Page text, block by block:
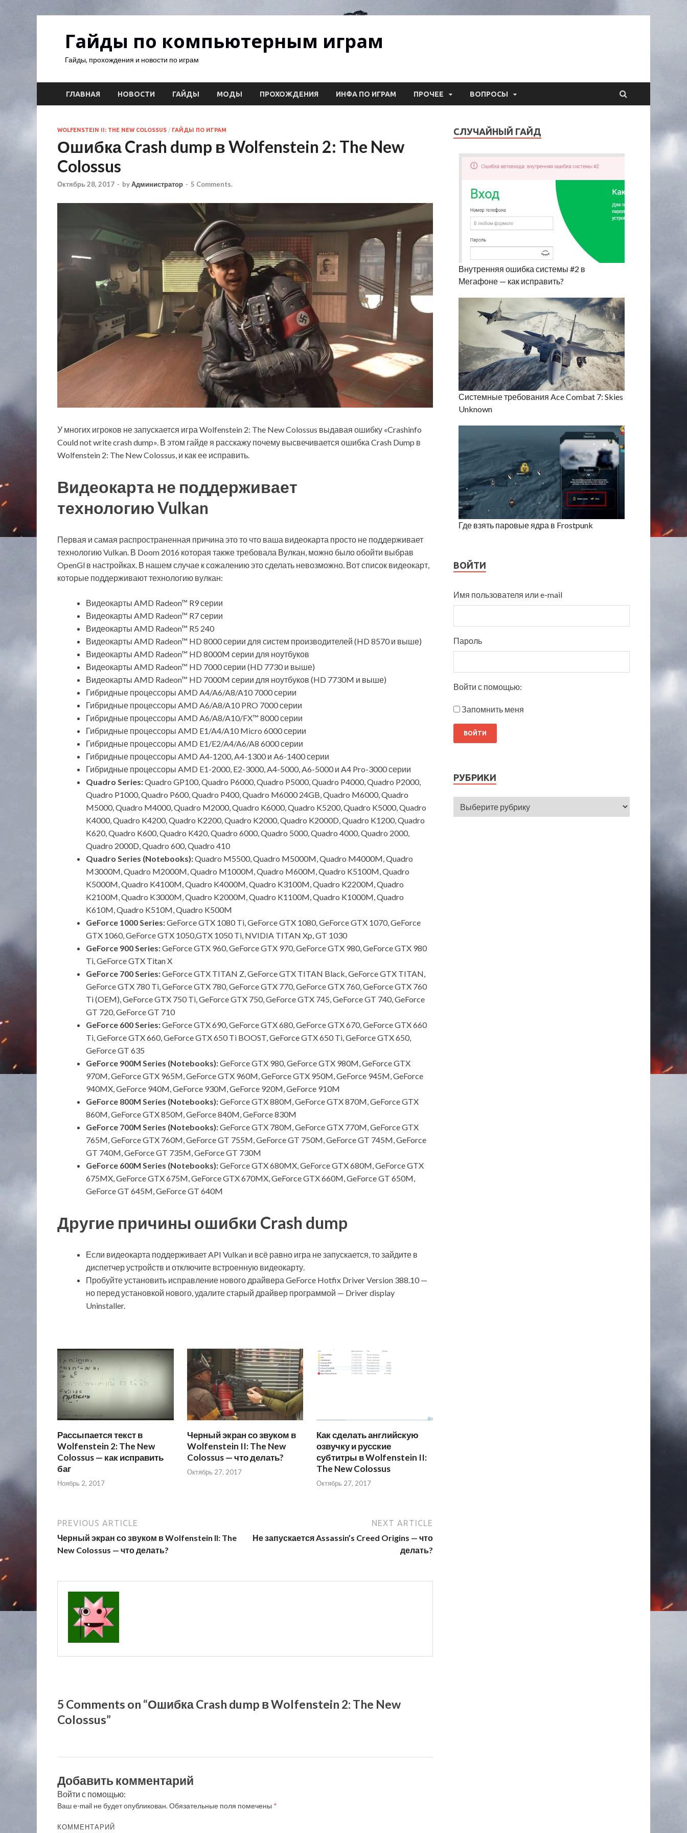
Гайды по компьютерным играм
Гайды, прохождения и новости по играм
ГЛАВНАЯ НОВОСТИ ГАЙДЫ МОДЫ ПРОХОЖДЕНИЯ ИНФА ПО ИГРАМ ПРОЧЕЕ ВОПРОСЫ
WOLFENSTEIN II: THE NEW COLOSSUS / ГАЙДЫ ПО ИГРАМ
Ошибка Crash dump в Wolfenstein 2: The New
Colossus
Октябрь 28, 2017 - byАдминистратор - 5 Comments.
У многих игроков не запускается игра Wolfenstein 2: The New Colossus выдавая ошибку «Crashinfo
Could not write crash dump». В этом гайде я расскажу почему высвечивается ошибка Crash Dump в
Wolfenstein 2: The New Colossus, и как ее исправить.
Видеокарта не поддерживает
технологию Vulkan
Первая и самая распространенная причина это то что ваша видеокарта просто не поддерживает
технологию Vulkan. В Doom 2016 которая также требовала Вулкан, можно было обойти выбрав
OpenGl в настройках. В нашем случае к сожалению это сделать невозможно. Вот список видеокарт,
которые поддерживают технологию вулкан:
Видеокарты AMD Radeon™ R9 серии
Видеокарты AMD Radeon™ R7 серии
Видеокарты AMD Radeon™ R5 240
Видеокарты AMD Radeon™ HD 8000 серии для систем производителей (HD 8570 и выше)
Видеокарты AMD Radeon™ HD 8000M серии для ноутбуков
Видеокарты AMD Radeon™ HD 7000 серии (HD 7730 и выше)
Видеокарты AMD Radeon™ HD 7000M серии для ноутбуков (HD 7730M и выше)
Гибридные процессоры AMD A4/A6/A8/A10 7000 серии
Гибридные процессоры AMD A6/A8/A10 PRO 7000 серии
Гибридные процессоры AMD A6/A8/A10/FX™ 8000 серии
Гибридные процессоры AMD E1/A4/A10 Micro 6000 серии
Гибридные процессоры AMD E1/E2/A4/A6/A8 6000 серии
Гибридные процессоры AMD A4-1200, A4-1300 и A6-1400 серии
Гибридные процессоры AMD E1-2000, E2-3000, A4-5000, A6-5000 и A4 Pro-3000 серии
Quadro Series:Quadro GP100, Quadro P6000, Quadro P5000, Quadro P4000, Quadro P2000,
Quadro P1000, Quadro P600, Quadro P400, Quadro M6000 24GB, Quadro M6000, Quadro
M5000, Quadro M4000, Quadro M2000, Quadro K6000, Quadro K5200, Quadro K5000, Quadro
K4000, Quadro K4200, Quadro K2200, Quadro K2000, Quadro K2000D, Quadro K1200, Quadro
K620, Quadro K600, Quadro K420, Quadro 6000, Quadro 5000, Quadro 4000, Quadro 2000,
Quadro 2000D, Quadro 600, Quadro 410
Quadro Series (Notebooks):Quadro M5500, Quadro M5000M, Quadro M4000M, Quadro
M3000M, Quadro M2000M, Quadro M1000M, Quadro M600M, Quadro K5100M, Quadro
K5000M, Quadro K4100M, Quadro K4000M, Quadro K3100M, Quadro K2200M, Quadro
K2100M, Quadro K3000M, Quadro K2000M, Quadro K1100M, Quadro K1000M, Quadro
K610M, Quadro K510M, Quadro K500M
GeForce 1000 Series:GeForce GTX 1080 Ti, GeForce GTX 1080, GeForce GTX 1070, GeForce
GTX 1060, GeForce GTX 1050,GTX 1050 Ti, NVIDIA TITAN Xp, GT 1030
GeForce 900 Series:GeForce GTX 960, GeForce GTX 970, GeForce GTX 980, GeForce GTX 980
Ti, GeForce GTX Titan X
GeForce 700 Series:GeForce GTX TITAN Z, GeForce GTX TITAN Black, GeForce GTX TITAN,
GeForce GTX 780 Ti, GeForce GTX 780, GeForce GTX 770, GeForce GTX 760, GeForce GTX 760
Ti (OEM), GeForce GTX 750 Ti, GeForce GTX 750, GeForce GTX 745, GeForce GT 740, GeForce
GT 720, GeForce GT 710
GeForce 600 Series:GeForce GTX 690, GeForce GTX 680, GeForce GTX 670, GeForce GTX 660
Ti, GeForce GTX 660, GeForce GTX 650 Ti BOOST, GeForce GTX 650 Ti, GeForce GTX 650,
GeForce GT 635
GeForce 900M Series (Notebooks):GeForce GTX 980, GeForce GTX 980M, GeForce GTX
970M, GeForce GTX 965M, GeForce GTX 960M, GeForce GTX 950M, GeForce 945M, GeForce
940MX, GeForce 940M, GeForce 930M, GeForce 920M, GeForce 910M
GeForce 800M Series (Notebooks):GeForce GTX 880M, GeForce GTX 870M, GeForce GTX
860M, GeForce GTX 850M, GeForce 840M, GeForce 830M
GeForce 700M Series (Notebooks):GeForce GTX 780M, GeForce GTX 770M, GeForce GTX
765M, GeForce GTX 760M, GeForce GT 755M, GeForce GT 750M, GeForce GT 745M, GeForce
GT 740M, GeForce GT 735M, GeForce GT 730M
GeForce 600M Series (Notebooks):GeForce GTX 680MX, GeForce GTX 680M, GeForce GTX
675MX, GeForce GTX 675M, GeForce GTX 670MX, GeForce GTX 660M, GeForce GT 650M,
GeForce GT 645M, GeForce GT 640M
Другие причины ошибки Crash dump
Если видеокарта поддерживает API Vulkan и всё равно игра не запускается, то зайдите в
диспетчер устройств и отключите встроенную видеокарту.
Пробуйте установить исправление нового драйвера GeForce Hotfix Driver Version 388.10 —
но перед установкой нового, удалите старый драйвер программой — Driver display
Uninstaller.
Рассыпается текст в
Wolfenstein 2: The New
Colossus — как исправить
баг
Ноябрь 2, 2017
Черный экран со звуком в
Wolfenstein II: The New
Colossus — что делать?
Октябрь 27, 2017
Как сделать английскую
озвучку и русские
субтитры в Wolfenstein II:
The New Colossus
Октябрь 27, 2017
PREVIOUS ARTICLE
Черный экран со звуком в Wolfenstein II: The
New Colossus — что делать?
NEXT ARTICLE
Не запускается Assassin’s Creed Origins — что
делать?
5 Comments on “Ошибка Crash dump в Wolfenstein 2: The New
Colossus”
Добавить комментарий
Войти с помощью:
Ваш e-mail не будет опубликован.Обязательные поля помечены *
КОММЕНТАРИЙ
СЛУЧАЙНЫЙ ГАЙД
Внутренняя ошибка системы #2 в
Мегафоне — как исправить?
Системные требования Ace Combat 7: Skies
Unknown
Где взять паровые ядра в Frostpunk
ВОЙТИ
Имя пользователя или e-mail
Пароль
Войти с помощью:
Запомнить меня
РУБРИКИ